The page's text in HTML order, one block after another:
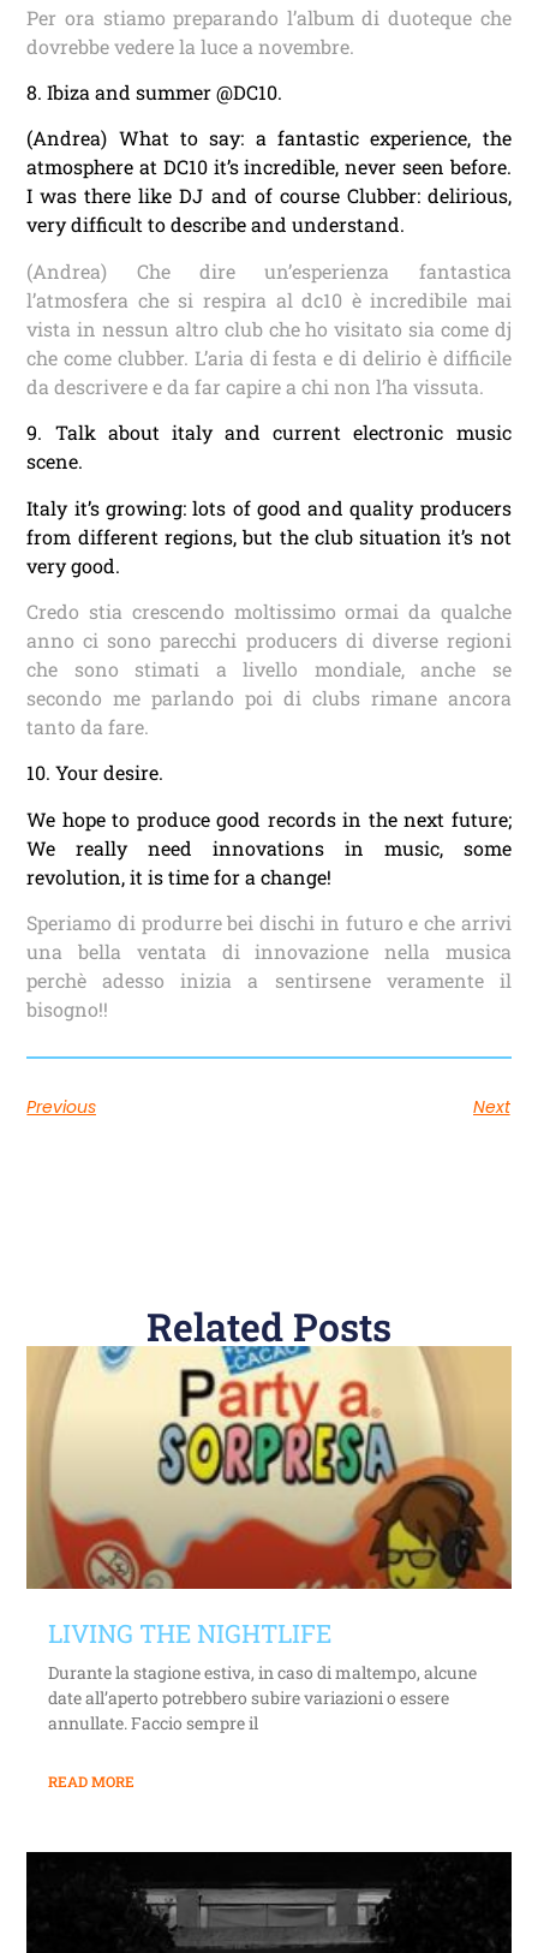
Per ora stiamo preparando l’album di duoteque che
dovrebbe vedere la luce a novembre.
8. Ibiza and summer @DC10.
(Andrea) What to say: a fantastic experience, the
atmosphere at DC10 it’s incredible, never seen before.
I was there like DJ and of course Clubber: delirious,
very difficult to describe and understand.
(Andrea) Che dire un’esperienza fantastica
l’atmosfera che si respira al dc10 è incredibile mai
vista in nessun altro club che ho visitato sia come dj
che come clubber. L’aria di festa e di delirio è difficile
da descrivere e da far capire a chi non l’ha vissuta.
9. Talk about italy and current electronic music
scene.
Italy it’s growing: lots of good and quality producers
from different regions, but the club situation it’s not
very good.
Credo stia crescendo moltissimo ormai da qualche
anno ci sono parecchi producers di diverse regioni
che sono stimati a livello mondiale, anche se
secondo me parlando poi di clubs rimane ancora
tanto da fare.
10. Your desire.
We hope to produce good records in the next future;
We really need innovations in music, some
revolution, it is time for a change!
Speriamo di produrre bei dischi in futuro e che arrivi
una bella ventata di innovazione nella musica
perchè adesso inizia a sentirsene veramente il
bisogno!!
Previous Next
Related Posts
LIVING THE NIGHTLIFE
Durante la stagione estiva, in caso di maltempo, alcune
date all’aperto potrebbero subire variazioni o essere
annullate. Faccio sempre il
READ MORE